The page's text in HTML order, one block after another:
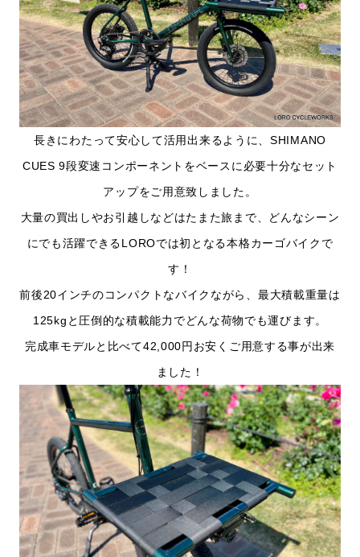
長きにわたって安心して活用出来るように、SHIMANO
CUES 9段変速コンポーネントをベースに必要十分なセット
アップをご用意致しました。
大量の買出しやお引越しなどはたまた旅まで、どんなシーン
にでも活躍できるLOROでは初となる本格カーゴバイクで
す！
前後20インチのコンパクトなバイクながら、最大積載重量は
125kgと圧倒的な積載能力でどんな荷物でも運びます。
完成車モデルと比べて42,000円お安くご用意する事が出来
ました！